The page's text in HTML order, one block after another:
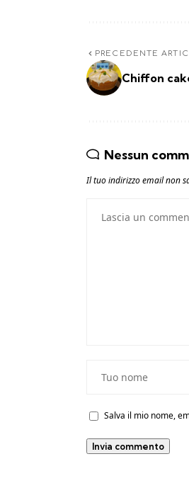
PRECEDENTE
Chiffon
Nessun
Il tuo indirizzo email non
Salva il mio nome,